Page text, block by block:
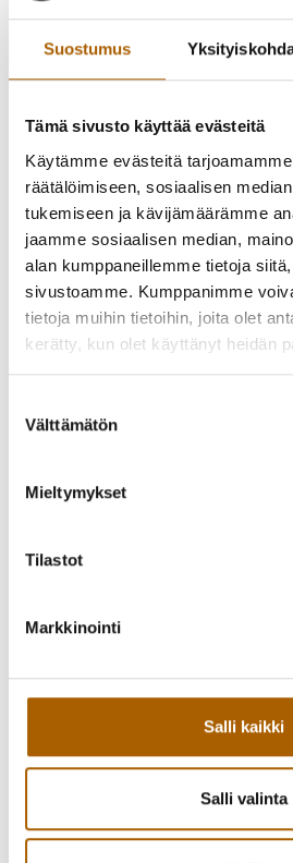
Suostumus
Tämä sivusto käyttää evästeitä
Käytämme evästeitä
räätälöimiseen, sosiaalisen
tukemiseen ja kävijämäärämme
jaamme sosiaalisen median,
alan kumppaneillemme tietoja
sivustoamme. Kumppanimme
tietoja muihin tietoihin, joita olet
kerätty, kun olet käyttänyt heidän
valinta
Välttämätön
Mieltymykset
Tilastot
Markkinointi
Salli kaikki
Salli valinta
myös sellaisia, joita ihmiset
kertoo Lakeuden EKO -
Jäteasemien hintojen
prosentin välillä. Muun muassa
hintaa on alennettu 50 prosenttia ja
kappalehintoja keskimäärin 25
– Olemme erittäin tyytyväisiä, että
tehostettua toimintaamme ja
hinnanalennukset ovat mahdollisia.
Lakeuden EKOssa on saada
kaikki, materiaali kiertoon, Ahola
Jätekuorman hinta Lakeuden
jätekuorman hintaan jäteasemalla
lajittelemalla kärrykuormansa
jatkossa kunnan
kilpailuttamalta
urakoitsijalta
Bio- ja pakkausjätteiden osalta
kunnan järjestämä jätteenkuljetus
ja muovipakkausten keräyspalvelu